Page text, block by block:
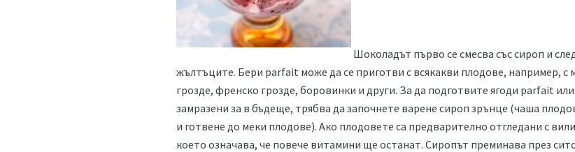
Шоколадът първо се смесва със сироп и
жълтъците. Бери parfait може да се приготви с всякакви плодове, например, с
грозде, френско грозде, боровинки и други. За да подготвите ягоди parfait
замразени за в бъдеще, трябва да започнете варене сироп зрънце (чаша
и готвене до меки плодове). Ако плодовете са предварително отгледани с
което означава, че повече витамини ще останат. Сиропът преминава през